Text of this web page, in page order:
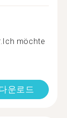
möchte
운로드